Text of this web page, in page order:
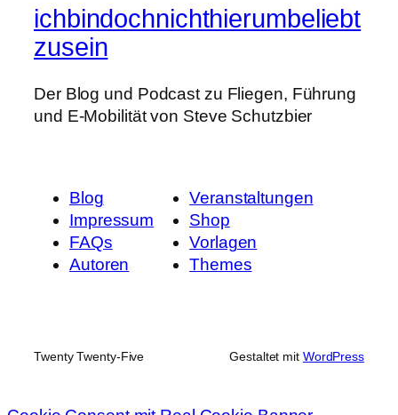
ichbindochnichthierumbeliebt
zusein
Der Blog und Podcast zu Fliegen, Führung
und E-Mobilität von Steve Schutzbier
Blog
Impressum
FAQs
Autoren
Veranstaltungen
Shop
Vorlagen
Themes
Twenty Twenty-Five Gestaltet mit WordPress